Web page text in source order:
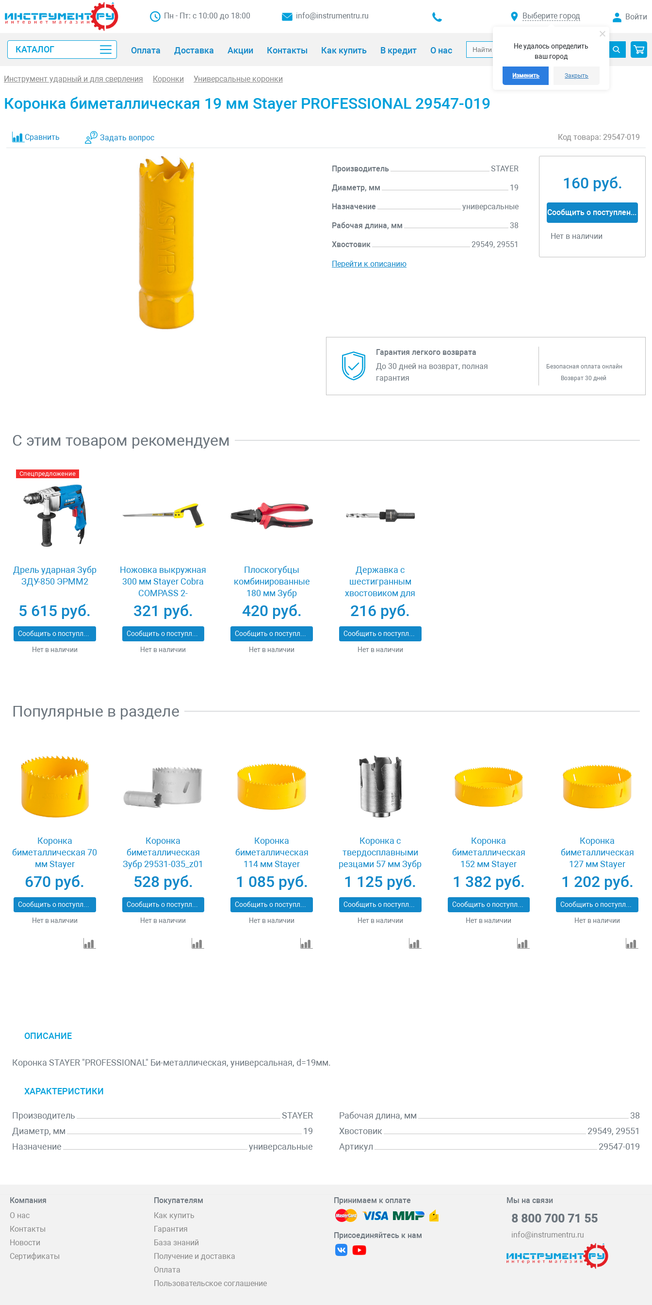
Не удалось определить
ваш город
Изменить Закрыть
Пн - Пт: с 10:00 до 18:00 info@instrumentru.ru Выберите город Войти
КАТАЛОГ Оплата Доставка Акции Контакты Как купить В кредит О нас
Инструмент ударный и для сверления Коронки Универсальные коронки
Коронка биметаллическая 19 мм Stayer PROFESSIONAL 29547-019
Сравнить Задать вопрос Код товара: 29547-019
Производитель STAYER
Диаметр, мм 19
Назначение универсальные
Рабочая длина, мм 38
Хвостовик 29549, 29551
Перейти к описанию
160 руб.
Сообщить о поступлении
Нет в наличии
Гарантия легкого возврата
До 30 дней на возврат, полная
гарантия
Безопасная оплата онлайн
Возврат 30 дней
С этим товаром рекомендуем
Спецпредложение
Дрель ударная Зубр
ЗДУ-850 ЭРММ2
5 615 руб.
Сообщить о поступлении
Нет в наличии
Ножовка выкружная
300 мм Stayer Cobra
COMPASS 2-
15087_z02
321 руб.
Сообщить о поступлении
Нет в наличии
Плоскогубцы
комбинированные
180 мм Зубр
МАСТЕР 22015-1-
18_z01
420 руб.
Сообщить о поступлении
Нет в наличии
Державка с
шестигранным
хвостовиком для
биметаллической
коронки 13-30 мм
Stayer
PROFESSIONAL
29549
216 руб.
Сообщить о поступлении
Нет в наличии
Популярные в разделе
Коронка
биметаллическая 70
мм Stayer
PROFESSIONAL
29547-070
670 руб.
Сообщить о поступлении
Нет в наличии
Коронка
биметаллическая
Зубр 29531-035_z01
528 руб.
Сообщить о поступлении
Нет в наличии
Коронка
биметаллическая
114 мм Stayer
PROFESSIONAL
29547-114
1 085 руб.
Сообщить о поступлении
Нет в наличии
Коронка с
твердосплавными
резцами 57 мм Зубр
ПРОФИ 29514-57
1 125 руб.
Сообщить о поступлении
Нет в наличии
Коронка
биметаллическая
152 мм Stayer
PROFESSIONAL
29547-152
1 382 руб.
Сообщить о поступлении
Нет в наличии
Коронка
биметаллическая
127 мм Stayer
PROFESSIONAL
29547-127
1 202 руб.
Сообщить о поступлении
Нет в наличии
ОПИСАНИЕ
Коронка STAYER "PROFESSIONAL" Би-металлическая, универсальная, d=19мм.
ХАРАКТЕРИСТИКИ
Производитель
STAYER
Диаметр, мм
19
Назначение
универсальные
Рабочая длина, мм
38
Хвостовик
29549, 29551
Артикул
29547-019
Компания
О нас
Контакты
Новости
Сертификаты
Покупателям
Как купить
Гарантия
База знаний
Получение и доставка
Оплата
Пользовательское соглашение
Принимаем к оплате
Присоединяйтесь к нам
Мы на связи
8 800 700 71 55
info@instrumentru.ru